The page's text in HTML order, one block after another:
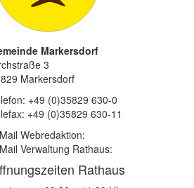
Markersdorf
3
Markersdorf
+49 (0)35829 630-0
+49 (0)35829 630-11
Webredaktion:
Verwaltung Rathaus:
Rathaus